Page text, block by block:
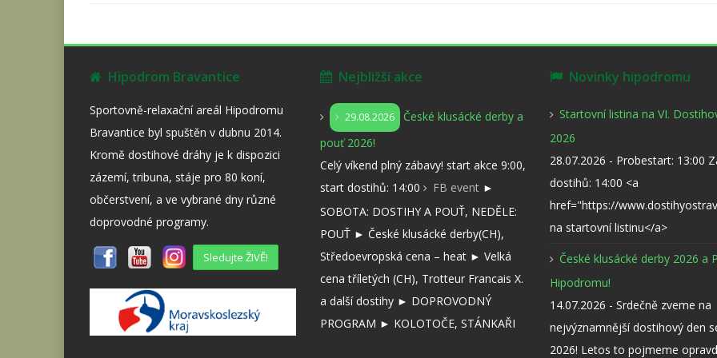
Hipodrom Bravantice
Sportovně-relaxační areál Hipodromu
Bravantice byl spuštěn v dubnu 2014.
Kromě dostihové dráhy je k dispozici
zázemí, tribuna, stáje pro 80 koní,
občerstvení, a ve vybrané dny různé
doprovodné programy.
Sledujte ŽIVĚ!
Nejbližší akce
29.08.2026
České klusácké derby a
pouť 2026!
Celý víkend plný zábavy! start akce 9:00,
start dostihů: 14:00
FB event►
SOBOTA: DOSTIHY A POUŤ, NEDĚLE:
POUŤ ► České klusácké derby(CH),
Středoevropská cena – heat ► Velká
cena tříletých (CH), Trotteur Francais X.
a další dostihy ► DOPROVODNÝ
PROGRAM ► KOLOTOČE, STÁNKAŘI
Novinky hipodromu
Startovní listina na VI.
2026
28.07.2026 - Probestart: 13:00
dostihů: 14:00 <a
href="https://
na startovní listinu</a>
České klusácké derby 2026 a
Hipodromu!
14.07.2026 - Srdečně zveme na
nejvýznamnější dostihový den
2026! Letos to pojmeme